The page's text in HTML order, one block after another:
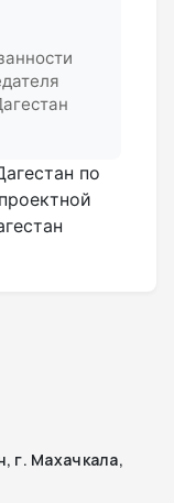
по
г. Махачкала,